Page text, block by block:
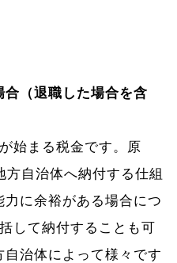
合（退職した場合を含
始まる税金です。原
方自治体へ納付する仕組
に余裕がある場合につ
して納付することも可
治体によって様々です